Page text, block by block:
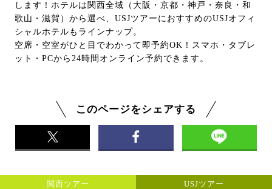
します！ホテルは関西全域（大阪・京都・神戸・奈良・和
歌山・滋賀）から選べ、USJツアーにおすすめのUSJオフィ
シャルホテルもラインナップ。
空席・空室がひと目でわかって即予約OK！スマホ・タブレ
ット・PCから24時間オンライン予約できます。
このページをシェアする
関西ツアー USJツアー